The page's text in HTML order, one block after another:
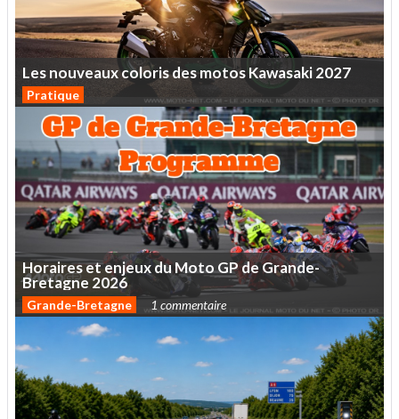
LesnouveauxcolorisdesmotosKawasaki2027
Pratique
HorairesetenjeuxduMotoGPdeGrande-
Bretagne 2026
Grande-Bretagne 1 commentaire